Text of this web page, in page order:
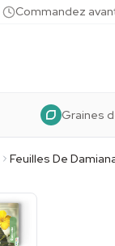
Commandez
Graines
Feuilles De